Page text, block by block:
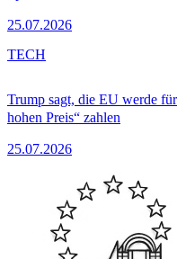
25.07.2026
Trump sagt, die EU werde
hohen Preis“ zahlen
25.07.2026
TECH